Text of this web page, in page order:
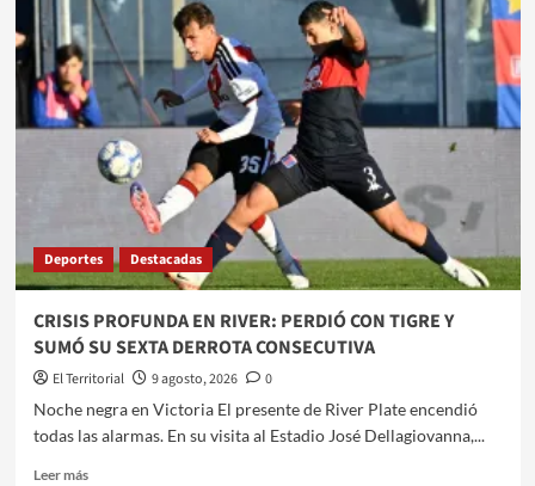
DIO
LA
CARA
EN
VICTORIA:
«SÉ
QUE
ME
PUTEANDO
PAÍS,
PERO
NO
SE
DAN
RESULTADOS
NO
Deportes Destacadas
CRISIS PROFUNDA EN RIVER: PERDIÓ CON TIGRE Y
SUMÓ SU SEXTA DERROTA CONSECUTIVA
El Territorial 9 agosto, 2026
0
​Noche negra en Victoria ​El presente de River Plate encendió
todas las alarmas. En su visita al Estadio José Dellagiovanna,...
Leer másLeer